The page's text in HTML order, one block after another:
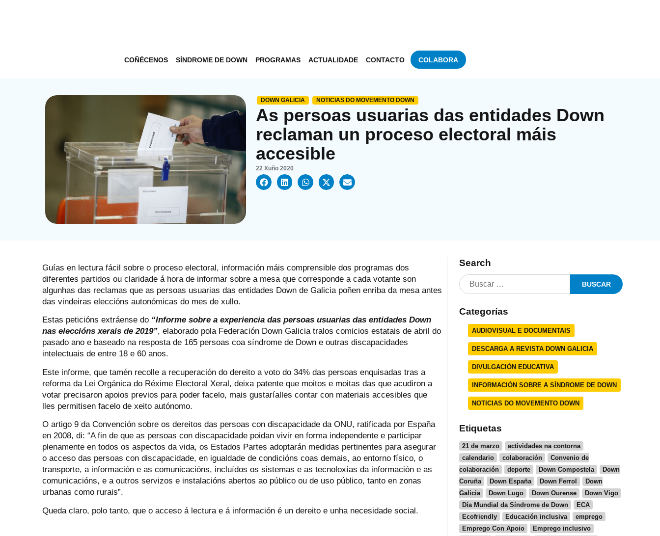
COÑÉCENOS SÍNDROME DE DOWN PROGRAMAS ACTUALIDADE CONTACTO COLABORA
DOWN GALICIA NOTICIAS DO MOVEMENTO DOWN
As persoas usuarias das entidades Down
reclaman un proceso electoral máis
accesible
22 Xuño 2020
Guías en lectura fácil sobre o proceso electoral, información máis comprensible dos programas dos
diferentes partidos ou claridade á hora de informar sobre a mesa que corresponde a cada votante son
algunhas das reclamas que as persoas usuarias das entidades Down de Galicia poñen enriba da mesa antes
das vindeiras eleccións autonómicas do mes de xullo.
Estas peticións extráense do “Informe sobre a experiencia das persoas usuarias das entidades Down
nas eleccións xerais de 2019”, elaborado pola Federación Down Galicia tralos comicios estatais de abril do
pasado ano e baseado na resposta de 165 persoas coa síndrome de Down e outras discapacidades
intelectuais de entre 18 e 60 anos.
Este informe, que tamén recolle a recuperación do dereito a voto do 34% das persoas enquisadas tras a
reforma da Lei Orgánica do Réxime Electoral Xeral, deixa patente que moitos e moitas das que acudiron a
votar precisaron apoios previos para poder facelo, mais gustaríalles contar con materiais accesibles que
lles permitisen facelo de xeito autónomo.
O artigo 9 da Convención sobre os dereitos das persoas con discapacidade da ONU, ratificada por España
en 2008, di: “A fin de que as persoas con discapacidade poidan vivir en forma independente e participar
plenamente en todos os aspectos da vida, os Estados Partes adoptarán medidas pertinentes para asegurar
o acceso das persoas con discapacidade, en igualdade de condicións coas demais, ao entorno físico, o
transporte, a información e as comunicacións, incluídos os sistemas e as tecnoloxías da información e as
comunicacións, e a outros servizos e instalacións abertos ao público ou de uso público, tanto en zonas
urbanas como rurais”.
Queda claro, polo tanto, que o acceso á lectura e á información é un dereito e unha necesidade social.
Search
Categorías
AUDIOVISUAL E DOCUMENTAIS
DESCARGA A REVISTA DOWN GALICIA
DIVULGACIÓN EDUCATIVA
INFORMACIÓN SOBRE A SÍNDROME DE DOWN
NOTICIAS DO MOVEMENTO DOWN
Etiquetas
21 de marzo
actividades na contorna
calendario
colaboración
Convenio de
colaboración
deporte Down Compostela
Down
Coruña
Down España Down Ferrol
Down
Galicia
Down Lugo Down Ourense
Down Vigo
Día Mundial da Síndrome de Down
ECA
Ecofriendly
Educación inclusiva
emprego
Emprego Con Apoio
Emprego inclusivo